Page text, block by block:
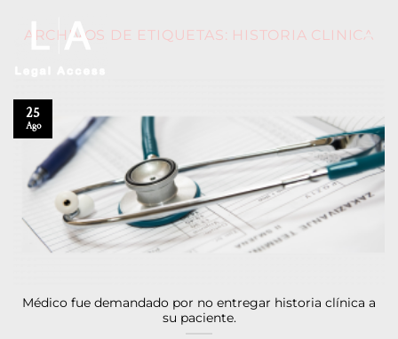
ARCHIVOS DE ETIQUETAS: HISTORIA CLINICA
Médico fue demandado por no entregar historia clínica a
su paciente.
25
Ago